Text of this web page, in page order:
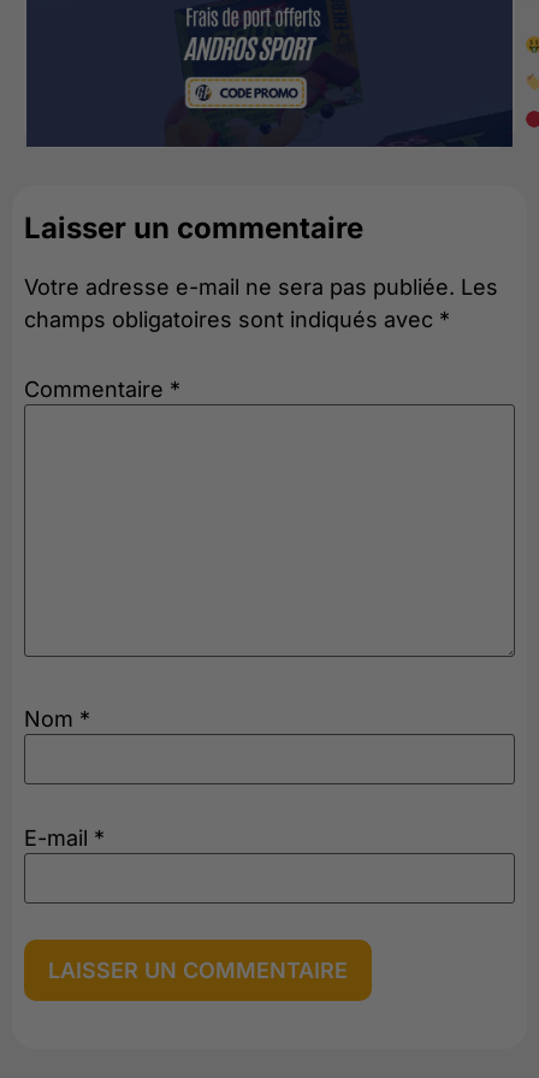
Laisser un commentaire
Votre adresse e-mail ne sera pas publiée. Les
champs obligatoires sont indiqués avec *
Commentaire *
Nom *
E-mail *